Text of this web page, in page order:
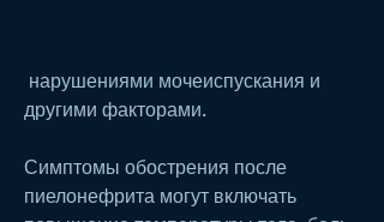
другими факторами.
Симптомы обострения после
пиелонефрита могут включать